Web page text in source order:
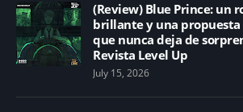
(Review) Blue Prince: un
brillante y una
que nunca deja de
Revista Level Up
July 15, 2026